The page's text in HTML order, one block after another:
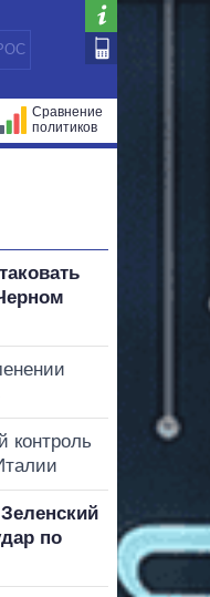
Сравнение
политиков
контроль
по